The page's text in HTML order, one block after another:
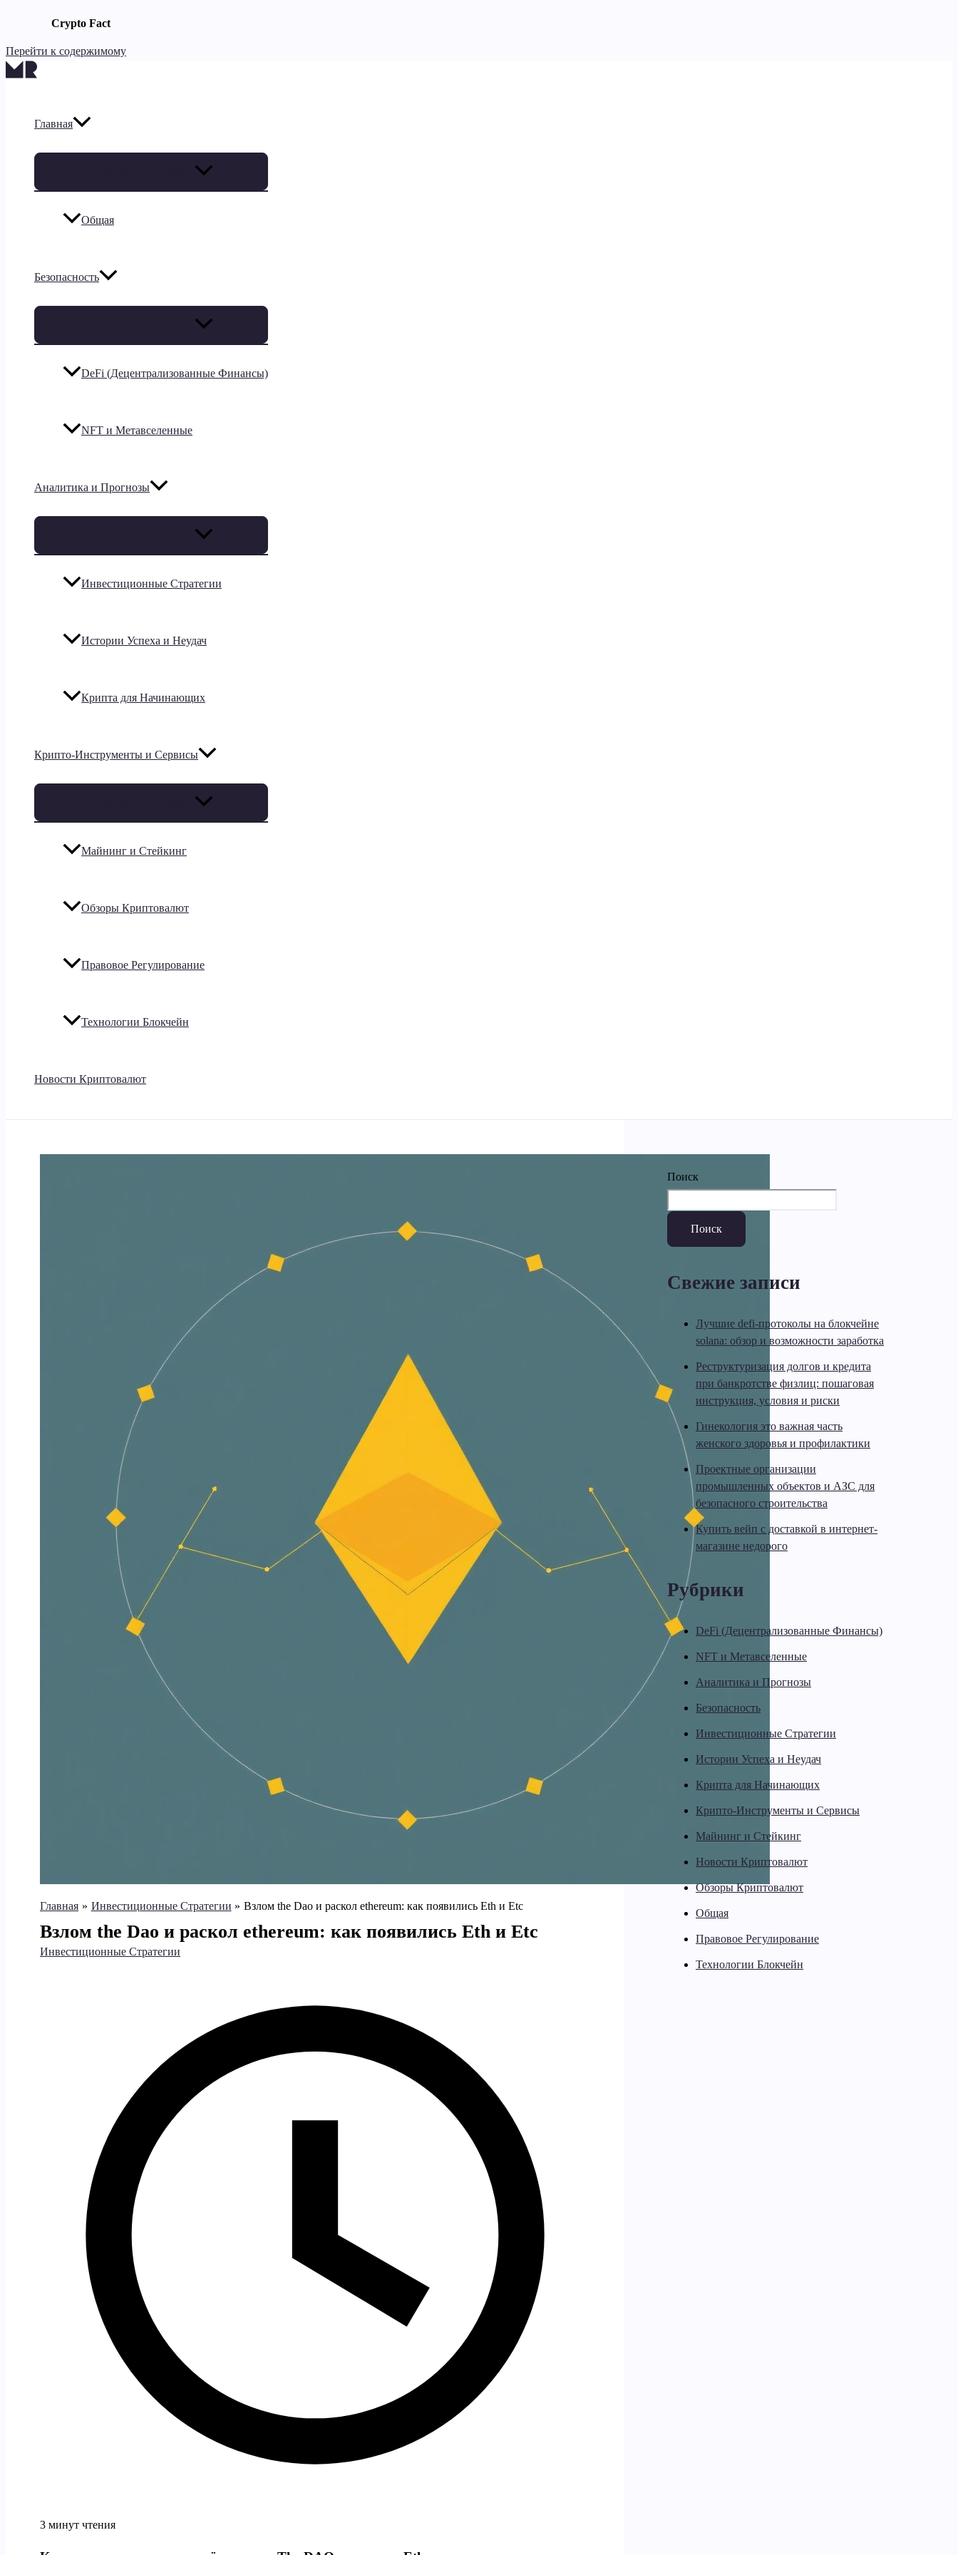
Crypto Fact
Перейти к содержимому
Главная
Общая
Безопасность
DeFi (Децентрализованные Финансы)
NFT и Метавселенные
Аналитика и Прогнозы
Инвестиционные Стратегии
Истории Успеха и Неудач
Крипта для Начинающих
Крипто-Инструменты и Сервисы
Майнинг и Стейкинг
Обзоры Криптовалют
Правовое Регулирование
Технологии Блокчейн
Новости Криптовалют
Главная Инвестиционные Стратегии Взлом the Dao и раскол ethereum: как появились Eth и Etc
Взлом the Dao и раскол ethereum: как появились Eth и Etc
Инвестиционные Стратегии
3 минут чтения
Поиск
Поиск
Свежие записи
Лучшие defi-протоколы на блокчейне
solana: обзор и возможности заработка
Реструктуризация долгов и кредита
при банкротстве физлиц: пошаговая
инструкция, условия и риски
Гинекология это важная часть
женского здоровья и профилактики
Проектные организации
промышленных объектов и АЗС для
безопасного строительства
Купить вейп с доставкой в интернет-
магазине недорого
Рубрики
DeFi (Децентрализованные Финансы)
NFT и Метавселенные
Аналитика и Прогнозы
Безопасность
Инвестиционные Стратегии
Истории Успеха и Неудач
Крипта для Начинающих
Крипто-Инструменты и Сервисы
Майнинг и Стейкинг
Новости Криптовалют
Обзоры Криптовалют
Общая
Правовое Регулирование
Технологии Блокчейн